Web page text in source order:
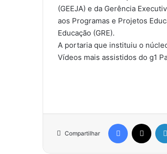
(GEEJA) e da Gerência
aos Programas e Projetos
Educação (GRE).
A portaria que instituiu o
Vídeos mais assistidos do g1
Compartilhar